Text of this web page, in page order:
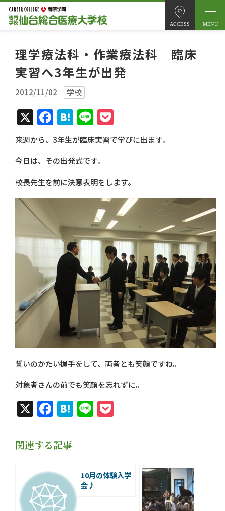
ACCESS
理学療法科・作業療法科 臨床
実習へ3年生が出発
2012/11/02 学校
X Facebook
Hatena
Line
来週から、3年生が臨床実習で学びに出ます。
今日は、その出発式です。
校長先生を前に決意表明をします。
誓いのかたい握手をして、両者とも笑顔ですね。
対象者さんの前でも笑顔を忘れずに。
X Facebook
Hatena
Line
関連する記事
10月の体験入学
会♪